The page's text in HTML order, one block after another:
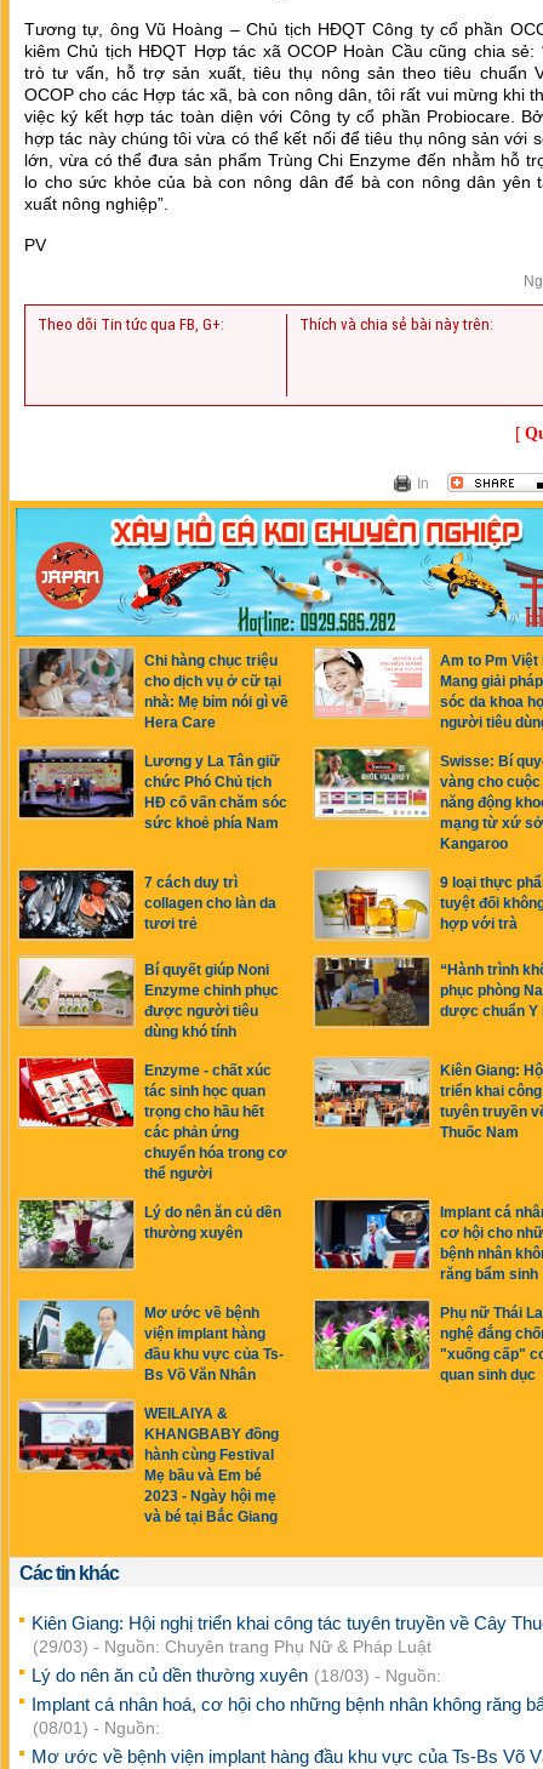
Tương tự, ông Vũ Hoàng – Chủ tịch HĐQT Công ty cổ phần
kiêm Chủ tịch HĐQT Hợp tác xã OCOP Hoàn Cầu cũng chia sẻ:
trò tư vấn, hỗ trợ sản xuất, tiêu thụ nông sản theo tiêu chuẩn
OCOP cho các Hợp tác xã, bà con nông dân, tôi rất vui mừng khi
việc ký kết hợp tác toàn diện với Công ty cổ phần Probiocare.
hợp tác này chúng tôi vừa có thể kết nối để tiêu thụ nông sản với
lớn, vừa có thể đưa sản phẩm Trùng Chi Enzyme đến nhằm hỗ
lo cho sức khỏe của bà con nông dân để bà con nông dân yên
xuất nông nghiệp”.
PV
Theo dõi Tin tức qua FB, G+: Thích và chia sẻ bài này trên:
[
In
Chi hàng chục triệu
cho dịch vụ ở cữ tại
nhà: Mẹ bỉm nói gì về
Hera Care
Am to Pm Việt
Mang giải
sóc da khoa
người tiêu
Lương y La Tân giữ
chức Phó Chủ tịch
HĐ cố vấn chăm sóc
sức khoẻ phía Nam
Swisse: Bí
vàng cho
năng động
mạng từ xứ sở
Kangaroo
7 cách duy trì
collagen cho làn da
tươi trẻ
9 loại thực
tuyệt đối
hợp với trà
Bí quyết giúp Noni
Enzyme chinh phục
được người tiêu
dùng khó tính
“Hành trình
phục phòng
dược chuẩn Y
Enzyme - chất xúc
tác sinh học quan
trọng cho hầu hết
các phản ứng
chuyển hóa trong cơ
thể người
Kiên Giang:
triển khai
tuyên truyền
Thuốc Nam
Lý do nên ăn củ dền
thường xuyên
Implant cá
cơ hội cho
bệnh nhân
răng bẩm sinh
Mơ ước về bệnh
viện implant hàng
đầu khu vực của Ts-
Bs Võ Văn Nhân
Phụ nữ Thái
nghệ đắng
"xuống cấp"
quan sinh dục
WEILAIYA &
KHANGBABY đồng
hành cùng Festival
Mẹ bầu và Em bé
2023 - Ngày hội mẹ
và bé tại Bắc Giang
Các tin khác
Kiên Giang: Hội nghị triển khai công tác tuyên truyền về Cây
(29/03) - Nguồn: Chuyên trang Phụ Nữ & Pháp Luật
Lý do nên ăn củ dền thường xuyên (18/03) - Nguồn:
Implant cá nhân hoá, cơ hội cho những bệnh nhân không răng
(08/01) - Nguồn:
Mơ ước về bệnh viện implant hàng đầu khu vực của Ts-Bs Võ